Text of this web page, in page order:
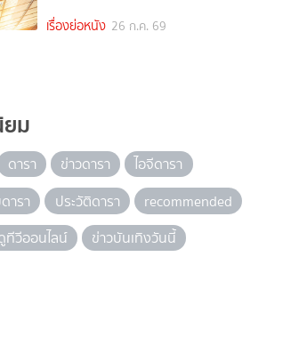
เรื่องย่อหนัง 26 ก.ค. 69
ม
ดารา ข่าวดารา
ไอจีดารา
ารา
ประวัติดารา
recommended
ทีวีออนไลน์ ข่าวบันเทิงวันนี้